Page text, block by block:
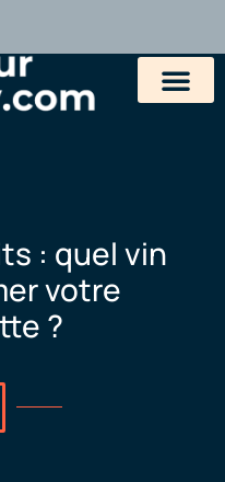
: quel vin
votre
?